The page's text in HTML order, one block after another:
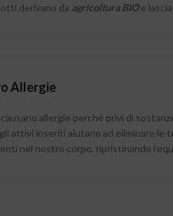
derivano da agricoltura BIOe
Allergie
allergie perché privi di
attivi inseriti aiutano ad eliminare le
nel nostro corpo, ripristinando